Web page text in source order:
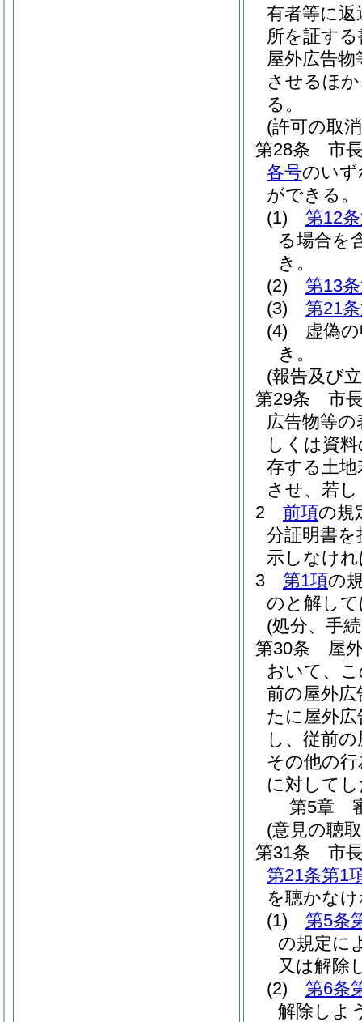
有者等に
所を証す
屋外広告
させるほ
る。
(許可の取
第28条
市
各号のいず
ができる。
(1)
第12
る場合を
き。
(2)
第13
(3)
第21
(4)
虚偽
き。
(報告及び
第29条
市
広告物等
しくは資
存する土
させ、若
2
前項の規
分証明書
示しなけ
3
第1項の
のと解し
(処分、手
第30条
屋
おいて、
前の屋外
たに屋外
し、従前
その他の
に対して
第5章
(意見の聴
第31条
市
第21条第1
を聴かな
(1)
第5条
の規定に
又は解除
(2)
第6条
解除しよ